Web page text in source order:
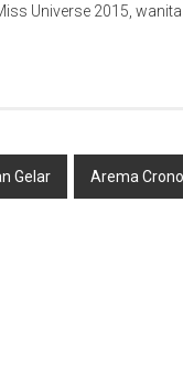
Universe 2015,
Gelar Arema